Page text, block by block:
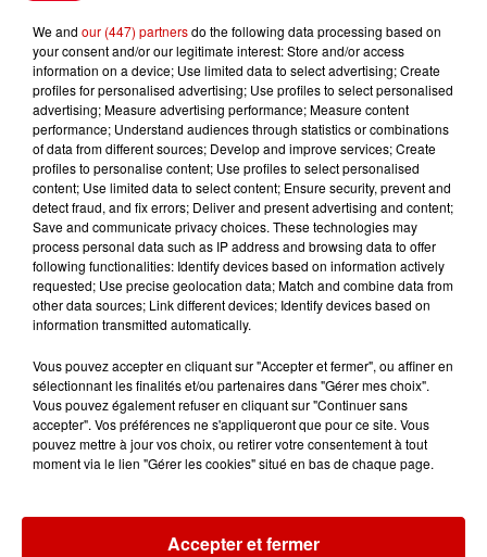
Gagnez vos entrées pour le
Musée du Sport Automobile au
Mans !
Alouette vous invite à
Futuroscope Xperiences !
Le Duel - Gagnez votre balade
en jet ski !
We and our (447) partnersdo the following data processing based on
your consent and/or our legitimate interest: Store and/or access
information on a device; Use limited data to select advertising; Create
profiles for personalised advertising; Use profiles to select personalised
advertising; Measure advertising performance; Measure content
performance; Understand audiences through statistics or combinations
of data from different sources; Develop and improve services; Create
profiles to personalise content; Use profiles to select personalised
content; Use limited data to select content; Ensure security, prevent and
detect fraud, and fix errors; Deliver and present advertising and content;
Save and communicate privacy choices. These technologies may
process personal data such as IP address and browsing data to offer
following functionalities: Identify devices based on information actively
requested; Use precise geolocation data; Match and combine data from
other data sources; Link different devices; Identify devices based on
information transmitted automatically.
Vous pouvez accepter en cliquant sur "Accepter et fermer", ou affiner en
sélectionnant les finalités et/ou partenaires dans "Gérer mes choix".
Vous pouvez également refuser en cliquant sur "Continuer sans
accepter". Vos préférences ne s'appliqueront que pour ce site. Vous
pouvez mettre à jour vos choix, ou retirer votre consentement à tout
moment via le lien "Gérer les cookies" situé en bas de chaque page.
Accepter et fermer